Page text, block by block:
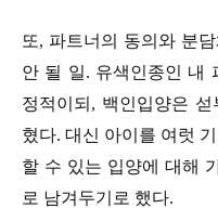
또, 파트너의 동의와 분
안 될 일. 유색인종인 내
정적이되, 백인입양은
혔다. 대신 아이를 여럿
할 수 있는 입양에 대해
로 남겨두기로 했다.